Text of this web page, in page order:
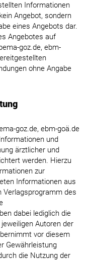
Informationen
Angebot, sondern
eines Angebots dar.
Angebotes auf
goz.de, ebm-
ohne Angabe
goz.de, ebm-goä.de
und
ärztlicher und
werden. Hierzu
zur
Informationen aus
des
dabei lediglich die
Autoren der
vor diesem
Gewährleistung
die Nutzung der